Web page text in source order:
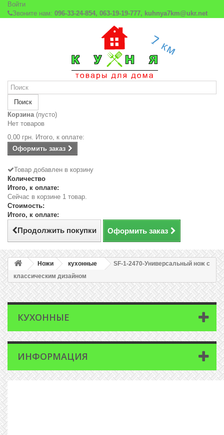
Войти
Звоните нам: 096-33-24-854, 063-19-19-777, kuhnya7km@ukr.net
Поиск
Корзина (пусто)
Нет товаров
0,00 грн. Итого, к оплате:
Оформить заказ
Товар добавлен в корзину
Количество
Итого, к оплате:
Сейчас в корзине 1 товар.
Стоимость:
Итого, к оплате:
Продолжить покупки Оформить заказ
Ножи кухонные
SF-1-2470-Универсальный нож с
классическим дизайном
КУХОННЫЕ
ИНФОРМАЦИЯ